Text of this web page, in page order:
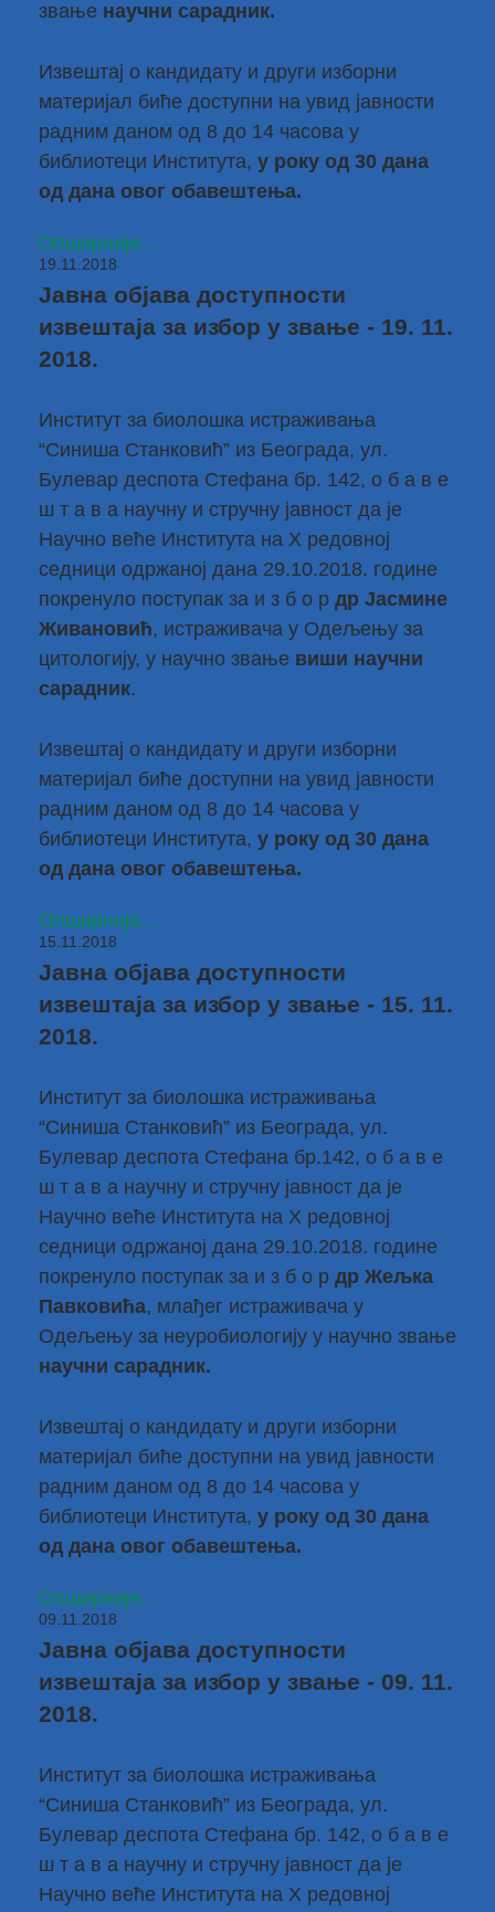
звање научни сарадник.
Извештај о кандидату и други изборни
материјал биће доступни на увид јавности
радним даном од 8 до 14 часова у
библиотеци Института, у року од 30 дана
од дана овог обавештења.
Опширније...
19.11.2018
Јавна објава доступности
извештаја за избор у звање - 19. 11.
2018.
Институт за биолошка истраживања
“Синиша Станковић” из Београда, ул.
Булевар деспота Стефана бр. 142, о б а в е
ш т а в а научну и стручну јавност да је
Научно веће Института на X редовној
седници одржаној дана 29.10.2018. године
покренуло поступак за и з б о р др Јасмине
Живановић, истраживача у Одељењу за
цитологију, у научно звање виши научни
сарадник.
Извештај о кандидату и други изборни
материјал биће доступни на увид јавности
радним даном од 8 до 14 часова у
библиотеци Института, у року од 30 дана
од дана овог обавештења.
Опширније...
15.11.2018
Јавна објава доступности
извештаја за избор у звање - 15. 11.
2018.
Институт за биолошка истраживања
“Синиша Станковић” из Београда, ул.
Булевар деспота Стефана бр.142, о б а в е
ш т а в а научну и стручну јавност да је
Научно веће Института на X редовној
седници одржаној дана 29.10.2018. године
покренуло поступак за и з б о р др Жељка
Павковића, млађег истраживача у
Одељењу за неуробиологију у научно звање
научни сарадник.
Извештај о кандидату и други изборни
материјал биће доступни на увид јавности
радним даном од 8 до 14 часова у
библиотеци Института, у року од 30 дана
од дана овог обавештења.
Опширније...
09.11.2018
Јавна објава доступности
извештаја за избор у звање - 09. 11.
2018.
Институт за биолошка истраживања
“Синиша Станковић” из Београда, ул.
Булевар деспота Стефана бр. 142, о б а в е
ш т а в а научну и стручну јавност да је
Научно веће Института на X редовној